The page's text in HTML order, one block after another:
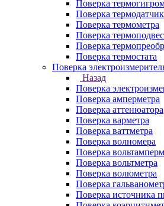
Поверка
Поверка
Поверка термометра
Поверка
Поверка
Поверка термостата
Поверка
Назад
Поверка
Поверка амперметра
Поверка аттенюатора
Поверка варметра
Поверка ваттметра
Поверка волномера
Поверка
Поверка вольтметра
Поверка волюметра
Поверка
Поверка источника